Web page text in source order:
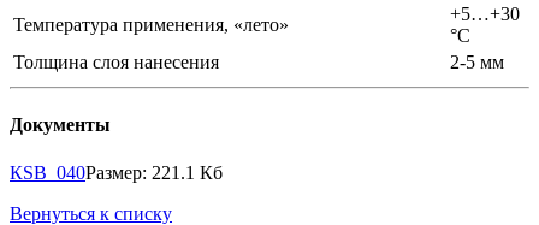
Температура применения, «лето»
+5…+30
°С
Толщина слоя нанесения
2-5 мм
Документы
КSB_040Размер: 221.1 Кб
Вернуться к списку